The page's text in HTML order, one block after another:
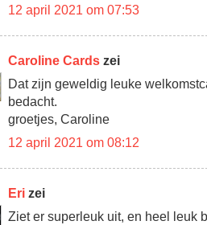
12 april 2021 om 07:53
Caroline Cards zei
Dat zijn geweldig leuke
bedacht.
groetjes, Caroline
12 april 2021 om 08:12
Eri zei
Ziet er superleuk uit, en heel leuk